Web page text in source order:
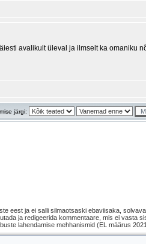
avalikult üleval ja ilmselt ka omaniku
järgi:
eest ja ei salli silmaotsaski ebaviisaka,
ja redigeerida kommentaare, mis ei vasta
lahendamise mehhanismid (EL määrus